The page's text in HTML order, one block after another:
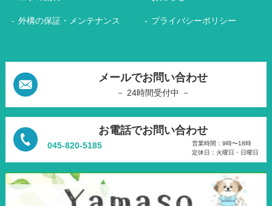
外構の保証・メンテナンス プライバシーポリシー
メールでお問い合わせ
－ 24時間受付中 －
お電話でお問い合わせ
045-820-5185
営業時間：9時〜18時
定休日：火曜日・日曜日